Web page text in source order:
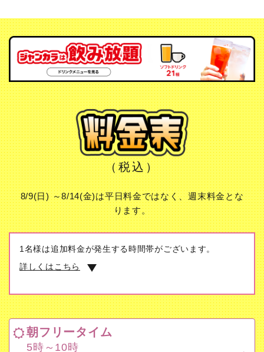
（税込）
8/9(日) ～8/14(金)は平日料金ではなく、週末料金とな
ります。
1名様は追加料金が発生する時間帯がございます。
詳しくはこちら
朝フリータイム
5時～10時
最終受付 7時
朝フリータイム
5時～10時